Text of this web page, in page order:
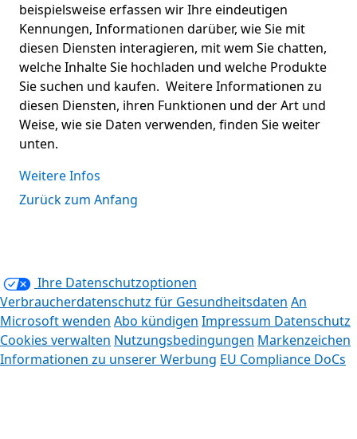
beispielsweise erfassen wir Ihre eindeutigen
Kennungen, Informationen darüber, wie Sie mit
diesen Diensten interagieren, mit wem Sie chatten,
welche Inhalte Sie hochladen und welche Produkte
Sie suchen und kaufen. Weitere Informationen zu
diesen Diensten, ihren Funktionen und der Art und
Weise, wie sie Daten verwenden, finden Sie weiter
unten.
Weitere Infos
Zurück zum Anfang
Ihre Datenschutzoptionen
Verbraucherdatenschutz für Gesundheitsdaten An
Microsoft wenden Abo kündigen Impressum Datenschutz
Cookies verwalten Nutzungsbedingungen Markenzeichen
Informationen zu unserer Werbung EU Compliance DoCs